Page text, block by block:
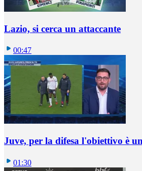
Lazio, si cerca un attaccante
00:47
Juve, per la difesa l'obiettivo è
01:30